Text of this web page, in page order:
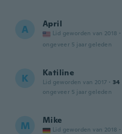
A April
Lid geworden van 2018 ·
ongeveer 5 jaar geleden
K Katiline
Lid geworden van 2017 · 34
ongeveer 5 jaar geleden
M Mike
Lid geworden van 2018 ·